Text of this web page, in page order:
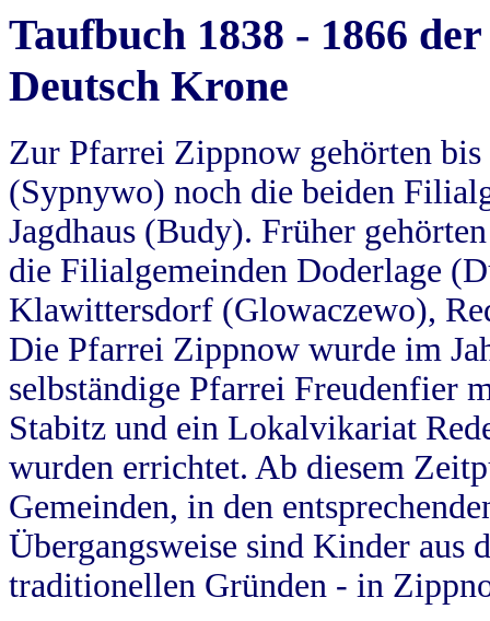
Taufbuch 1838 - 1866
Deutsch Krone
Zur Pfarrei Zippnow gehörten
(Sypnywo) noch die beiden
Jagdhaus (Budy). Früher
die Filialgemeinden Doderlage
Klawittersdorf (Glowaczewo),
Die Pfarrei Zippnow wurde im
selbständige Pfarrei Freudenfier
Stabitz und ein Lokalvikariat
wurden errichtet. Ab diesem
Gemeinden, in den
Übergangsweise sind Kinder aus
traditionellen Gründen - in